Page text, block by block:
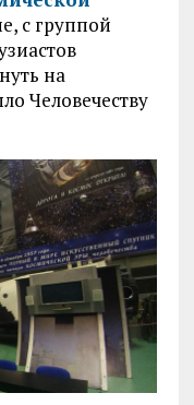
с группой
на
Человечеству